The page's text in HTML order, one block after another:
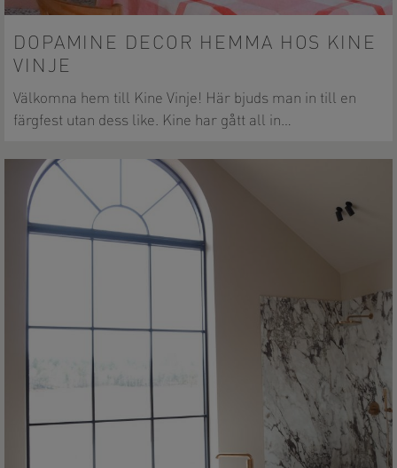
DOPAMINE DECOR HEMMA HOS KINE
VINJE
Välkomna hem till Kine Vinje! Här bjuds man in till en
färgfest utan dess like. Kine har gått all in…